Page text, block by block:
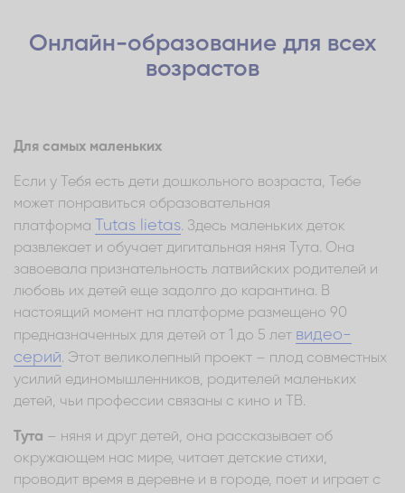
Онлайн-образование для всех
возрастов
Для самых маленьких
Если у Тебя есть дети дошкольного возраста, Тебе
может понравиться образовательная
платформа
Tutas lietas. Здесь маленьких деток
развлекает и обучает дигитальная няня Тута. Она
завоевала признательность латвийских родителей и
любовь их детей еще задолго до карантина. В
настоящий момент на платформе размещено 90
предназначенных для детей от 1 до 5 лет видео-
серий. Этот великолепный проект – плод совместных
усилий единомышленников, родителей маленьких
детей, чьи профессии связаны с кино и ТВ.
Тута – няня и друг детей, она рассказывает об
окружающем нас мире, читает детские стихи,
проводит время в деревне и в городе, поет и играет с